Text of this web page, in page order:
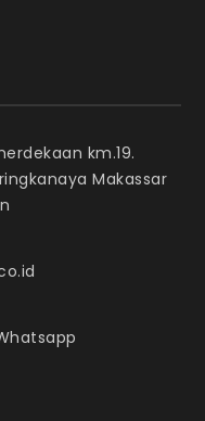
km.19.
Makassar